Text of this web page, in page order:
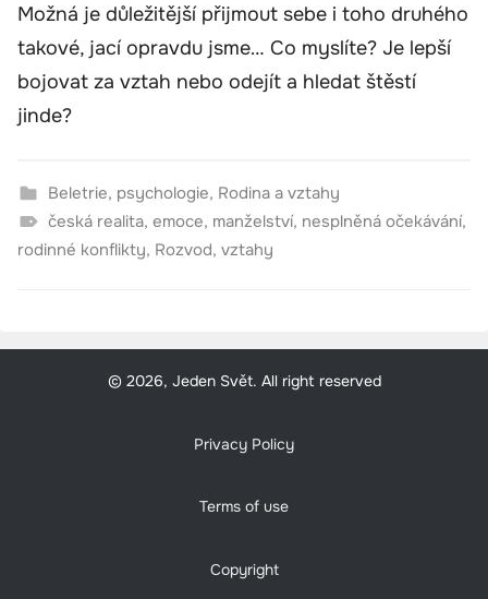
Možná je důležitější přijmout sebe i toho druhého
takové, jací opravdu jsme… Co myslíte? Je lepší
bojovat za vztah nebo odejít a hledat štěstí
jinde?
Beletrie, psychologie, Rodina a vztahy
česká realita, emoce, manželství, nesplněná očekávání,
rodinné konflikty, Rozvod, vztahy
© 2026, Jeden Svět. All right reserved
Privacy Policy
Terms of use
Copyright